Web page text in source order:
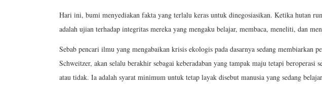
Hari ini, bumi menyediakan fakta yang terlalu keras untuk dinegosiasikan. Ketika hutan
adalah ujian terhadap integritas mereka yang mengaku belajar, membaca, meneliti, dan
Sebab pencari ilmu yang mengabaikan krisis ekologis pada dasarnya sedang
Schweitzer, akan selalu berakhir sebagai keberadaban yang tampak maju tetapi
atau tidak. Ia adalah syarat minimum untuk tetap layak disebut manusia yang sedang